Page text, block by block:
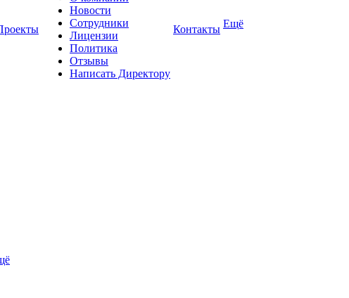
Новости
Сотрудники
Лицензии
Политика
Отзывы
Написать Директору
Контакты Ещё